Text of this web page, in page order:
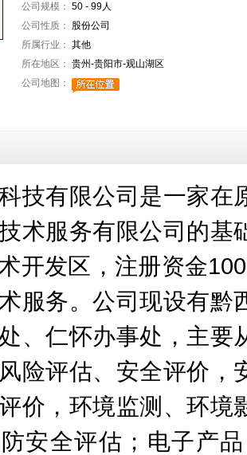
公司规模： 50 - 99人
公司性质：
股份公司
所属行业： 其他
所在地区： 贵州-贵阳市-观山湖区
公司地图：
技有限公司是一家在
术服务有限公司的基
开发区，注册资金
服务。公司现设有黔
、仁怀办事处，主要
险评估、安全评价，
价，环境监测、环境
安全评估；电子产